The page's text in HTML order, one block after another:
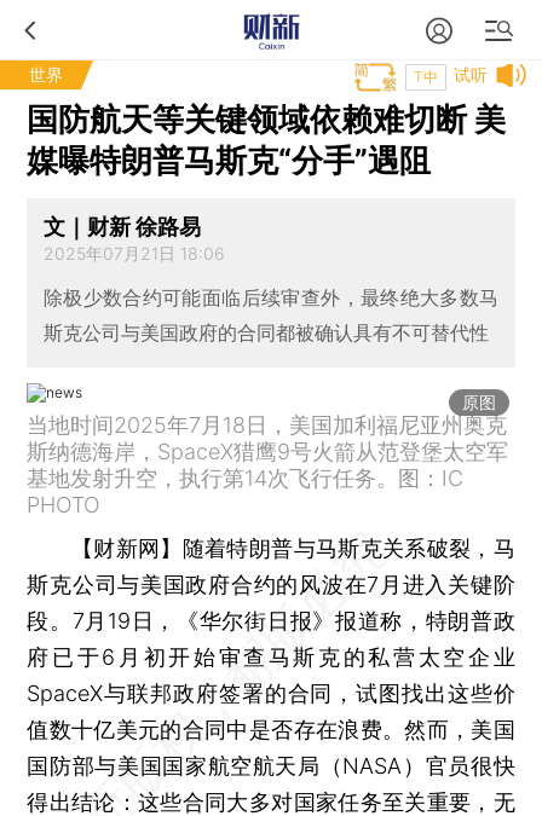
世界 试听
T中
国防航天等关键领域依赖难切断 美
媒曝特朗普马斯克“分手”遇阻
文｜财新 徐路易
2025年07月21日 18:06
除极少数合约可能面临后续审查外，最终绝大多数马
斯克公司与美国政府的合同都被确认具有不可替代性
原图
当地时间2025年7月18日，美国加利福尼亚州奥克
斯纳德海岸，SpaceX猎鹰9号火箭从范登堡太空军
基地发射升空，执行第14次飞行任务。图：IC
PHOTO
【财新网】 随着特朗普与马斯克关系破裂，马
斯克公司与美国政府合约的风波在7月进入关键阶
段。7月19日，《华尔街日报》报道称，特朗普政
府已于6月初开始审查马斯克的私营太空企业
SpaceX与联邦政府签署的合同，试图找出这些价
值数十亿美元的合同中是否存在浪费。然而，美国
国防部与美国国家航空航天局（NASA）官员很快
得出结论：这些合同大多对国家任务至关重要，无